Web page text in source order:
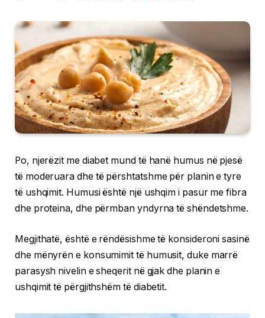
Po, njerëzit me diabet mund të hanë humus në pjesë
të moderuara dhe të përshtatshme për planin e tyre
të ushqimit. Humusi është një ushqim i pasur me fibra
dhe proteina, dhe përmban yndyrna të shëndetshme.
Megjithatë, është e rëndësishme të konsideroni sasinë
dhe mënyrën e konsumimit të humusit, duke marrë
parasysh nivelin e sheqerit në gjak dhe planin e
ushqimit të përgjithshëm të diabetit.